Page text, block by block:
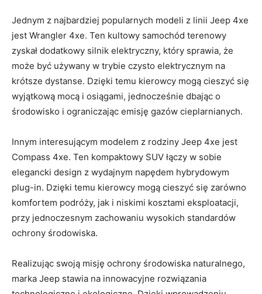
Jednym z‍ najbardziej popularnych ​modeli z linii Jeep 4xe
jest Wrangler ‌4xe. ⁣Ten ‍kultowy samochód terenowy⁤
zyskał dodatkowy silnik elektryczny, który sprawia, że
może⁤ być używany w trybie czysto elektrycznym na
krótsze‍ dystanse. Dzięki temu kierowcy mogą cieszyć⁤ się
wyjątkową mocą ⁣i osiągami, jednocześnie dbając o
środowisko i ograniczając emisję gazów cieplarnianych.
Innym interesującym modelem ​z rodziny Jeep ‍4xe jest
Compass 4xe. Ten kompaktowy SUV łączy w sobie
elegancki design z wydajnym⁢ napędem hybrydowym
plug-in. Dzięki temu kierowcy mogą cieszyć się zarówno
komfortem ⁢podróży, ‍jak i niskimi⁣ kosztami eksploatacji,
przy jednoczesnym ‌zachowaniu wysokich​ standardów
ochrony środowiska.
Realizując swoją ⁤misję ochrony środowiska naturalnego,
marka Jeep stawia⁢ na⁣ innowacyjne rozwiązania‍